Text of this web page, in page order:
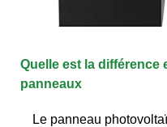
Quelle est la différence
panneaux
Le panneau